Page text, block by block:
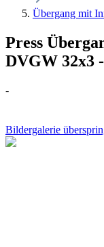
Übergang mit
Press
DVGW 32x3
-
Bildergalerie